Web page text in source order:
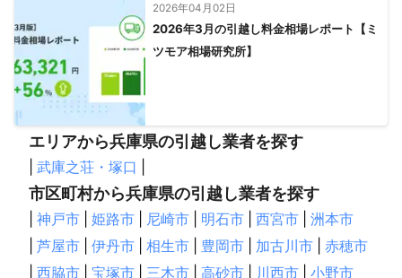
2026年04月02日
2026年3月の引越し料金相場レポート【ミ
ツモア相場研究所】
エリアから兵庫県の引越し業者を探す
武庫之荘・塚口
市区町村から兵庫県の引越し業者を探す
神戸市 姫路市 尼崎市 明石市 西宮市
洲本市
芦屋市 伊丹市 相生市 豊岡市 加古川市
赤穂市
西脇市 宝塚市 三木市 高砂市 川西市
小野市